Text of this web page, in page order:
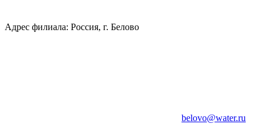
Адрес филиала: Россия, г. Белово
belovo@water.ru